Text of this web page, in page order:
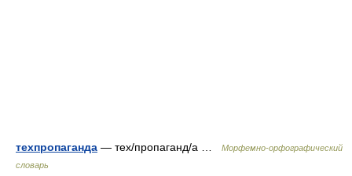
техпропаганда — тех/пропаганд/а …
Морфемно-орфографический
словарь